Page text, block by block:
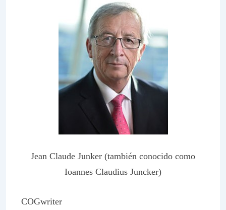
Jean Claude Junker (también conocido como
Ioannes Claudius Juncker)
COGwriter